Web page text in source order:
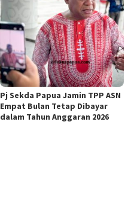
Pj Sekda Papua Jamin TPP ASN
Empat Bulan Tetap Dibayar
dalam Tahun Anggaran 2026